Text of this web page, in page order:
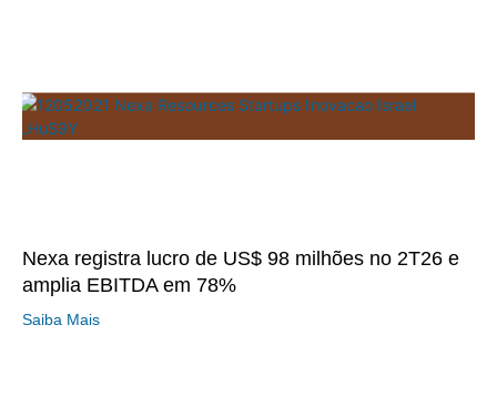
Nexa registra lucro de US$ 98 milhões no 2T26 e
amplia EBITDA em 78%
Saiba Mais